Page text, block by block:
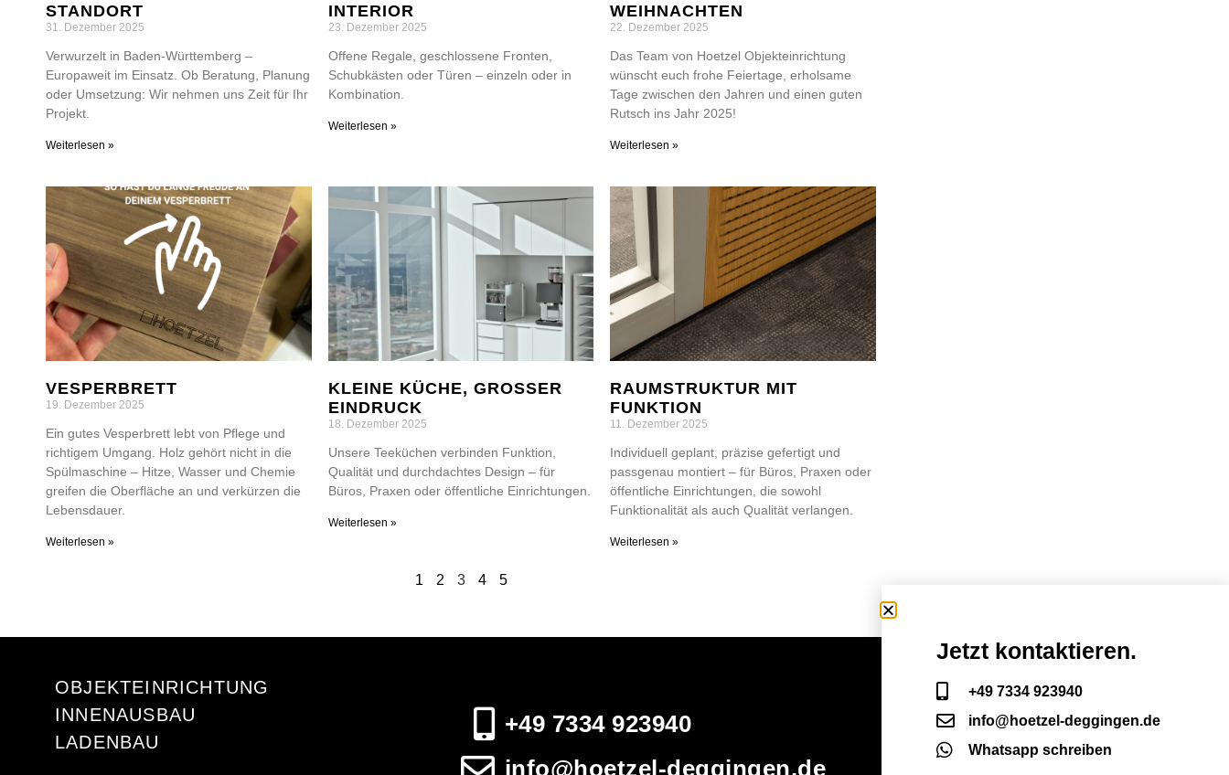
STANDORT
31. Dezember 2025
Verwurzelt in Baden-Württemberg –
Europaweit im Einsatz. Ob Beratung, Planung
oder Umsetzung: Wir nehmen uns Zeit für Ihr
Projekt.
Weiterlesen »
INTERIOR
23. Dezember 2025
Offene Regale, geschlossene Fronten,
Schubkästen oder Türen – einzeln oder in
Kombination.
Weiterlesen »
WEIHNACHTEN
22. Dezember 2025
Das Team von Hoetzel Objekteinrichtung
wünscht euch frohe Feiertage, erholsame
Tage zwischen den Jahren und einen guten
Rutsch ins Jahr 2025!
Weiterlesen »
VESPERBRETT
19. Dezember 2025
Ein gutes Vesperbrett lebt von Pflege und
richtigem Umgang. Holz gehört nicht in die
Spülmaschine – Hitze, Wasser und Chemie
greifen die Oberfläche an und verkürzen die
Lebensdauer.
Weiterlesen »
KLEINE KÜCHE, GROSSER E
INDRUCK
18. Dezember 2025
Unsere Teeküchen verbinden Funktion,
Qualität und durchdachtes Design – für
Büros, Praxen oder öffentliche Einrichtungen.
Weiterlesen »
RAUMSTRUKTUR MIT
FUNKTION
11. Dezember 2025
Individuell geplant, präzise gefertigt und
passgenau montiert – für Büros, Praxen oder
öffentliche Einrichtungen, die sowohl
Funktionalität als auch Qualität verlangen.
Weiterlesen »
1 2 3 4 5
OBJEKTEINRICHTUNG
INNENAUSBAU
LADENBAU
+49 7334 923940
info@hoetzel-deggingen.de
Jetzt kontaktieren.
+49 7334 923940
info@hoetzel-deggingen.de
Whatsapp schreiben